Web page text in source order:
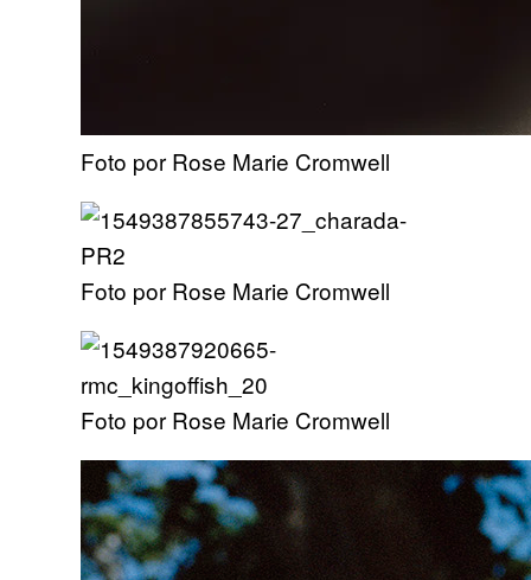
Foto por Rose Marie Cromwell
Foto por Rose Marie Cromwell
Foto por Rose Marie Cromwell